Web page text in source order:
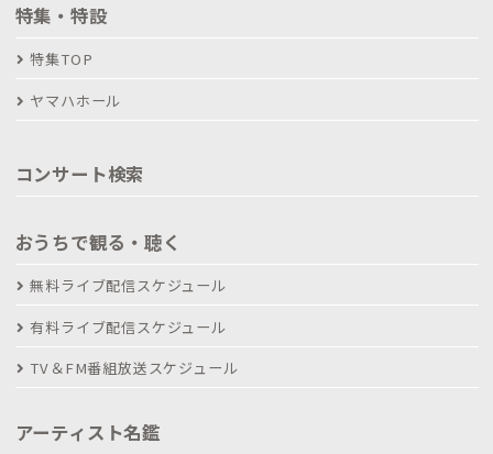
特集・特設
特集TOP
ヤマハホール
コンサート検索
おうちで観る・聴く
無料ライブ配信スケジュール
有料ライブ配信スケジュール
TV＆FM番組放送スケジュール
アーティスト名鑑